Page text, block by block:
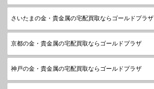
さいたまの金・貴金属の宅配買取ならゴールドプラザ
京都の金・貴金属の宅配買取ならゴールドプラザ
神戸の金・貴金属の宅配買取ならゴールドプラザ